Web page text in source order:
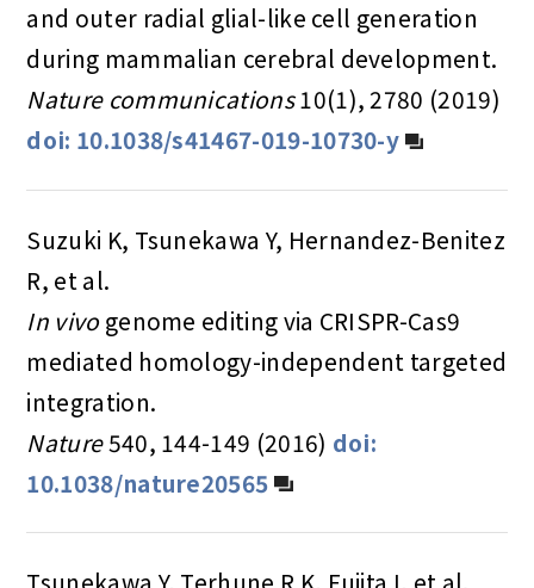
and outer radial glial-like cell generation
during mammalian cerebral development.
Nature communications10(1), 2780 (2019)
doi: 10.1038/s41467-019-10730-y
Suzuki K, Tsunekawa Y, Hernandez-Benitez
R, et al.
In vivo genome editing via CRISPR-Cas9
mediated homology-independent targeted
integration.
Nature540, 144-149 (2016) doi:
10.1038/nature20565